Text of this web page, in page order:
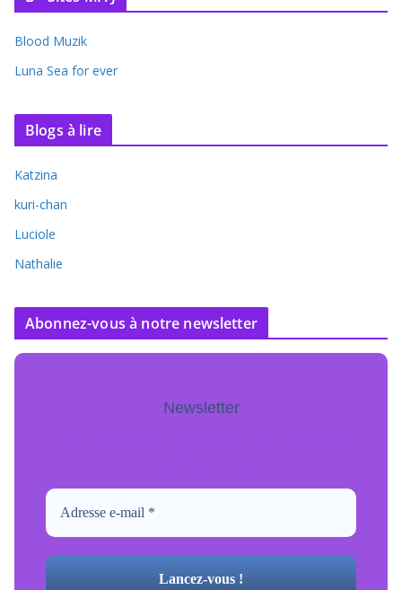
Blood Muzik
Luna Sea for ever
Blogs à lire
Katzina
kuri-chan
Luciole
Nathalie
Abonnez-vous à notre newsletter
Newsletter